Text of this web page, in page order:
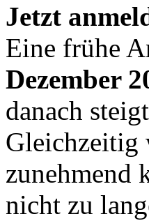
Jetzt
Eine frühe
Dezember
danach
Gleichzeitig
zunehmend
nicht zu